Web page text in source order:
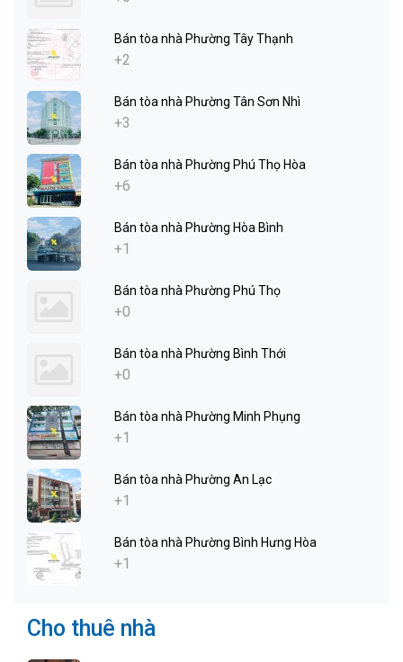
Bán tòa nhà Phường Tây Thạnh
+2
Bán tòa nhà Phường Tân Sơn Nhì
+3
Bán tòa nhà Phường Phú Thọ Hòa
+6
Bán tòa nhà Phường Hòa Bình
+1
Bán tòa nhà Phường Phú Thọ
+0
Bán tòa nhà Phường Bình Thới
+0
Bán tòa nhà Phường Minh Phụng
+1
Bán tòa nhà Phường An Lạc
+1
Bán tòa nhà Phường Bình Hưng Hòa
+1
Cho thuê nhà